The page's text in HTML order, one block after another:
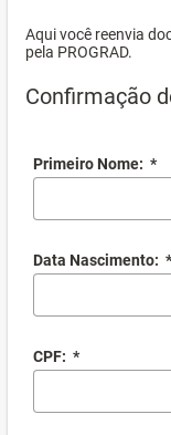
Aqui você reenvia
pela PROGRAD.
Confirmação
Primeiro Nome: *
Data Nascimento: *
CPF: *